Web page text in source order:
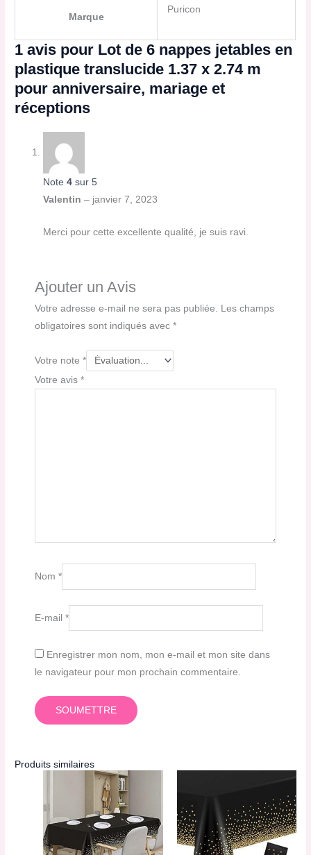
Marque
Puricon
1 avis pour Lot de 6 nappes jetables en
plastique translucide 1.37 x 2.74 m
pour anniversaire, mariage et
réceptions
Note4 sur 5
Valentin– janvier 7, 2023
Merci pour cette excellente qualité, je suis ravi.
Ajouter un Avis
Votre adresse e-mail ne sera pas publiée. Les champs
obligatoires sont indiqués avec*
Votre note*
Votre avis*
Nom*
E-mail*
Enregistrer mon nom, mon e-mail et mon site dans
le navigateur pour mon prochain commentaire.
Produits similaires